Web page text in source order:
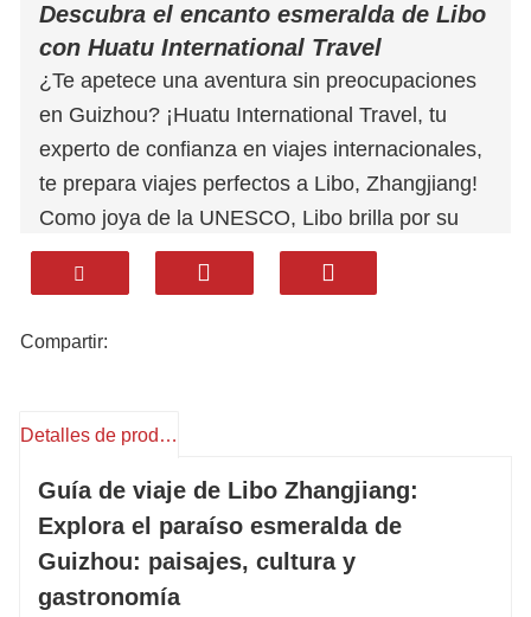
Descubra el encanto esmeralda de Libo
con Huatu International Travel
¿Te apetece una aventura sin preocupaciones
en Guizhou? ¡Huatu International Travel, tu
experto de confianza en viajes internacionales,
te prepara viajes perfectos a Libo, Zhangjiang!
Como joya de la UNESCO, Libo brilla por su
belleza: antiguos puentes de piedra,
espectaculares desfiladeros y frondosos
Nuestros auténticos festines locales: la
arroz de bambú Yao y el vibrante arroz
con ingredientes frescos de río y montaña.
Garantizamos estancias acogedoras que se
adaptan a su estilo, desde alojamientos
boutique hasta resorts con vistas panorámicas.
Compartir:
Detalles de producto
Guía de viaje de Libo Zhangjiang:
Explora el paraíso esmeralda de
Guizhou: paisajes, cultura y
gastronomía